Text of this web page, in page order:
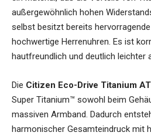
außergewöhnlich hohen
selbst besitzt bereits
hochwertige Herrenuhren. Es ist
hautfreundlich und deutlich leichter
Die Citizen Eco-Drive Titanium
Super Titanium™ sowohl beim
massiven Armband. Dadurch
harmonischer Gesamteindruck mit